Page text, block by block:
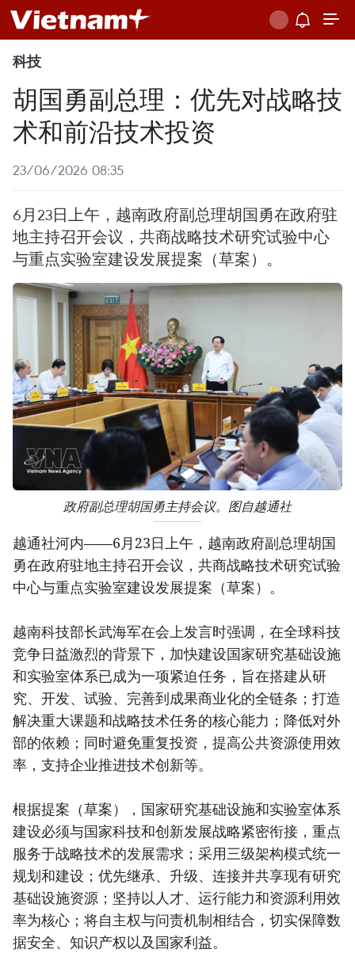
科技
胡国勇副总理：优先对战略技
术和前沿技术投资
23/06/2026 08:35
6月23日上午，越南政府副总理胡国勇在政府驻
地主持召开会议，共商战略技术研究试验中心
与重点实验室建设发展提案（草案）。
政府副总理胡国勇主持会议。图自越通社
越通社河内——6月23日上午，越南政府副总理胡国
勇在政府驻地主持召开会议，共商战略技术研究试验
中心与重点实验室建设发展提案（草案）。
越南科技部长武海军在会上发言时强调，在全球科技
竞争日益激烈的背景下，加快建设国家研究基础设施
和实验室体系已成为一项紧迫任务，旨在搭建从研
究、开发、试验、完善到成果商业化的全链条；打造
解决重大课题和战略技术任务的核心能力；降低对外
部的依赖；同时避免重复投资，提高公共资源使用效
率，支持企业推进技术创新等。
根据提案（草案），国家研究基础设施和实验室体系
建设必须与国家科技和创新发展战略紧密衔接，重点
服务于战略技术的发展需求；采用三级架构模式统一
规划和建设；优先继承、升级、连接并共享现有研究
基础设施资源；坚持以人才、运行能力和资源利用效
率为核心；将自主权与问责机制相结合，切实保障数
据安全、知识产权以及国家利益。